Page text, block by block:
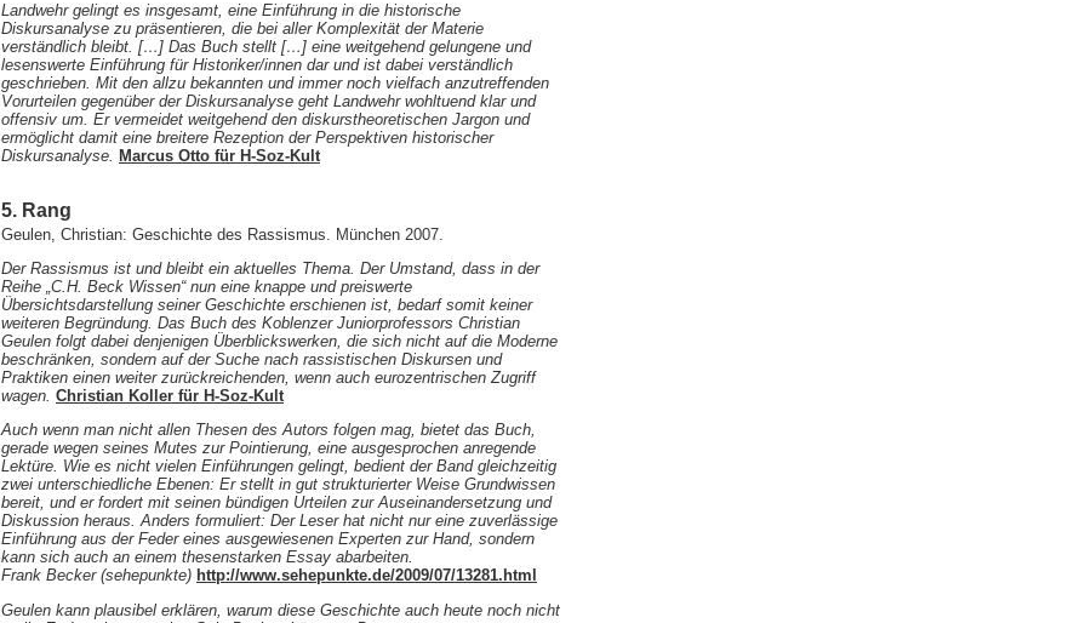
Landwehr gelingt es insgesamt, eine Einführung in die historische
Diskursanalyse zu präsentieren, die bei aller Komplexität der Materie
verständlich bleibt. […] Das Buch stellt […] eine weitgehend gelungene und
lesenswerte Einführung für Historiker/innen dar und ist dabei verständlich
geschrieben. Mit den allzu bekannten und immer noch vielfach anzutreffenden
Vorurteilen gegenüber der Diskursanalyse geht Landwehr wohltuend klar und
offensiv um. Er vermeidet weitgehend den diskurstheoretischen Jargon und
ermöglicht damit eine breitere Rezeption der Perspektiven historischer
Diskursanalyse. Marcus Otto für H-Soz-Kult
5. Rang
Geulen, Christian: Geschichte des Rassismus. München 2007.
Der Rassismus ist und bleibt ein aktuelles Thema. Der Umstand, dass in der
Reihe „C.H. Beck Wissen“ nun eine knappe und preiswerte
Übersichtsdarstellung seiner Geschichte erschienen ist, bedarf somit keiner
weiteren Begründung. Das Buch des Koblenzer Juniorprofessors Christian
Geulen folgt dabei denjenigen Überblickswerken, die sich nicht auf die Moderne
beschränken, sondern auf der Suche nach rassistischen Diskursen und
Praktiken einen weiter zurückreichenden, wenn auch eurozentrischen Zugriff
wagen. Christian Koller für H-Soz-Kult
Auch wenn man nicht allen Thesen des Autors folgen mag, bietet das Buch,
gerade wegen seines Mutes zur Pointierung, eine ausgesprochen anregende
Lektüre. Wie es nicht vielen Einführungen gelingt, bedient der Band gleichzeitig
zwei unterschiedliche Ebenen: Er stellt in gut strukturierter Weise Grundwissen
bereit, und er fordert mit seinen bündigen Urteilen zur Auseinandersetzung und
Diskussion heraus. Anders formuliert: Der Leser hat nicht nur eine zuverlässige
Einführung aus der Feder eines ausgewiesenen Experten zur Hand, sondern
kann sich auch an einem thesenstarken Essay abarbeiten.
Frank Becker (sehepunkte) http://www.sehepunkte.de/2009/07/13281.html
Geulen kann plausibel erklären, warum diese Geschichte auch heute noch nicht